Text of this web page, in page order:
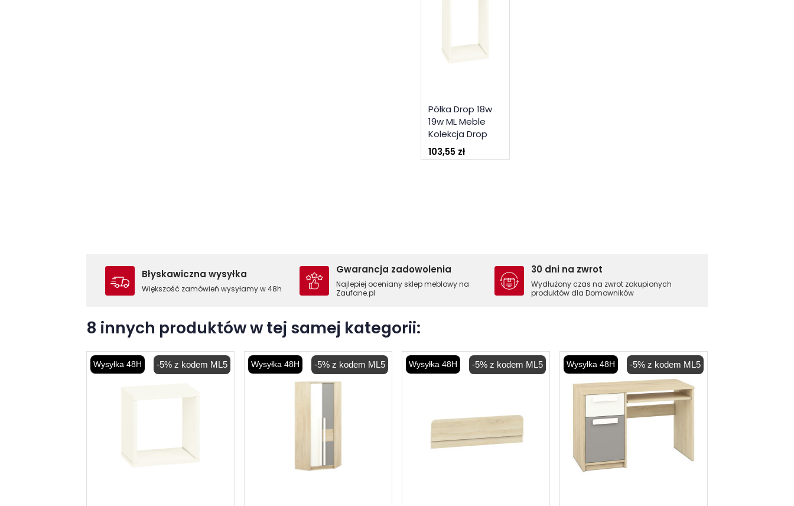
Półka Drop 18w
19w ML Meble
Kolekcja Drop
103,55 zł
Błyskawiczna wysyłka
Większość zamówień wysyłamy w 48h
Gwarancja zadowolenia
Najlepiej oceniany sklep meblowy na
Zaufane.pl
30 dni na zwrot
Wydłużony czas na zwrot zakupionych
produktów dla Domowników
8 innych produktów w tej samej kategorii:
-5% z kodem ML5
Wysyłka 48H -5% z kodem ML5
Wysyłka 48H -5% z kodem ML5
Wysyłka 48H -5% z kodem ML5
Wysyłka 48H